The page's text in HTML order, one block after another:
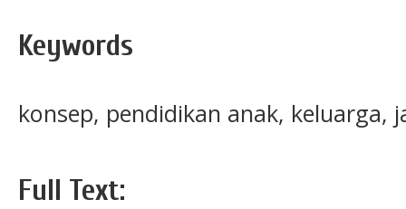
Keywords
konsep, pendidikan anak, keluarga,
Full Text: